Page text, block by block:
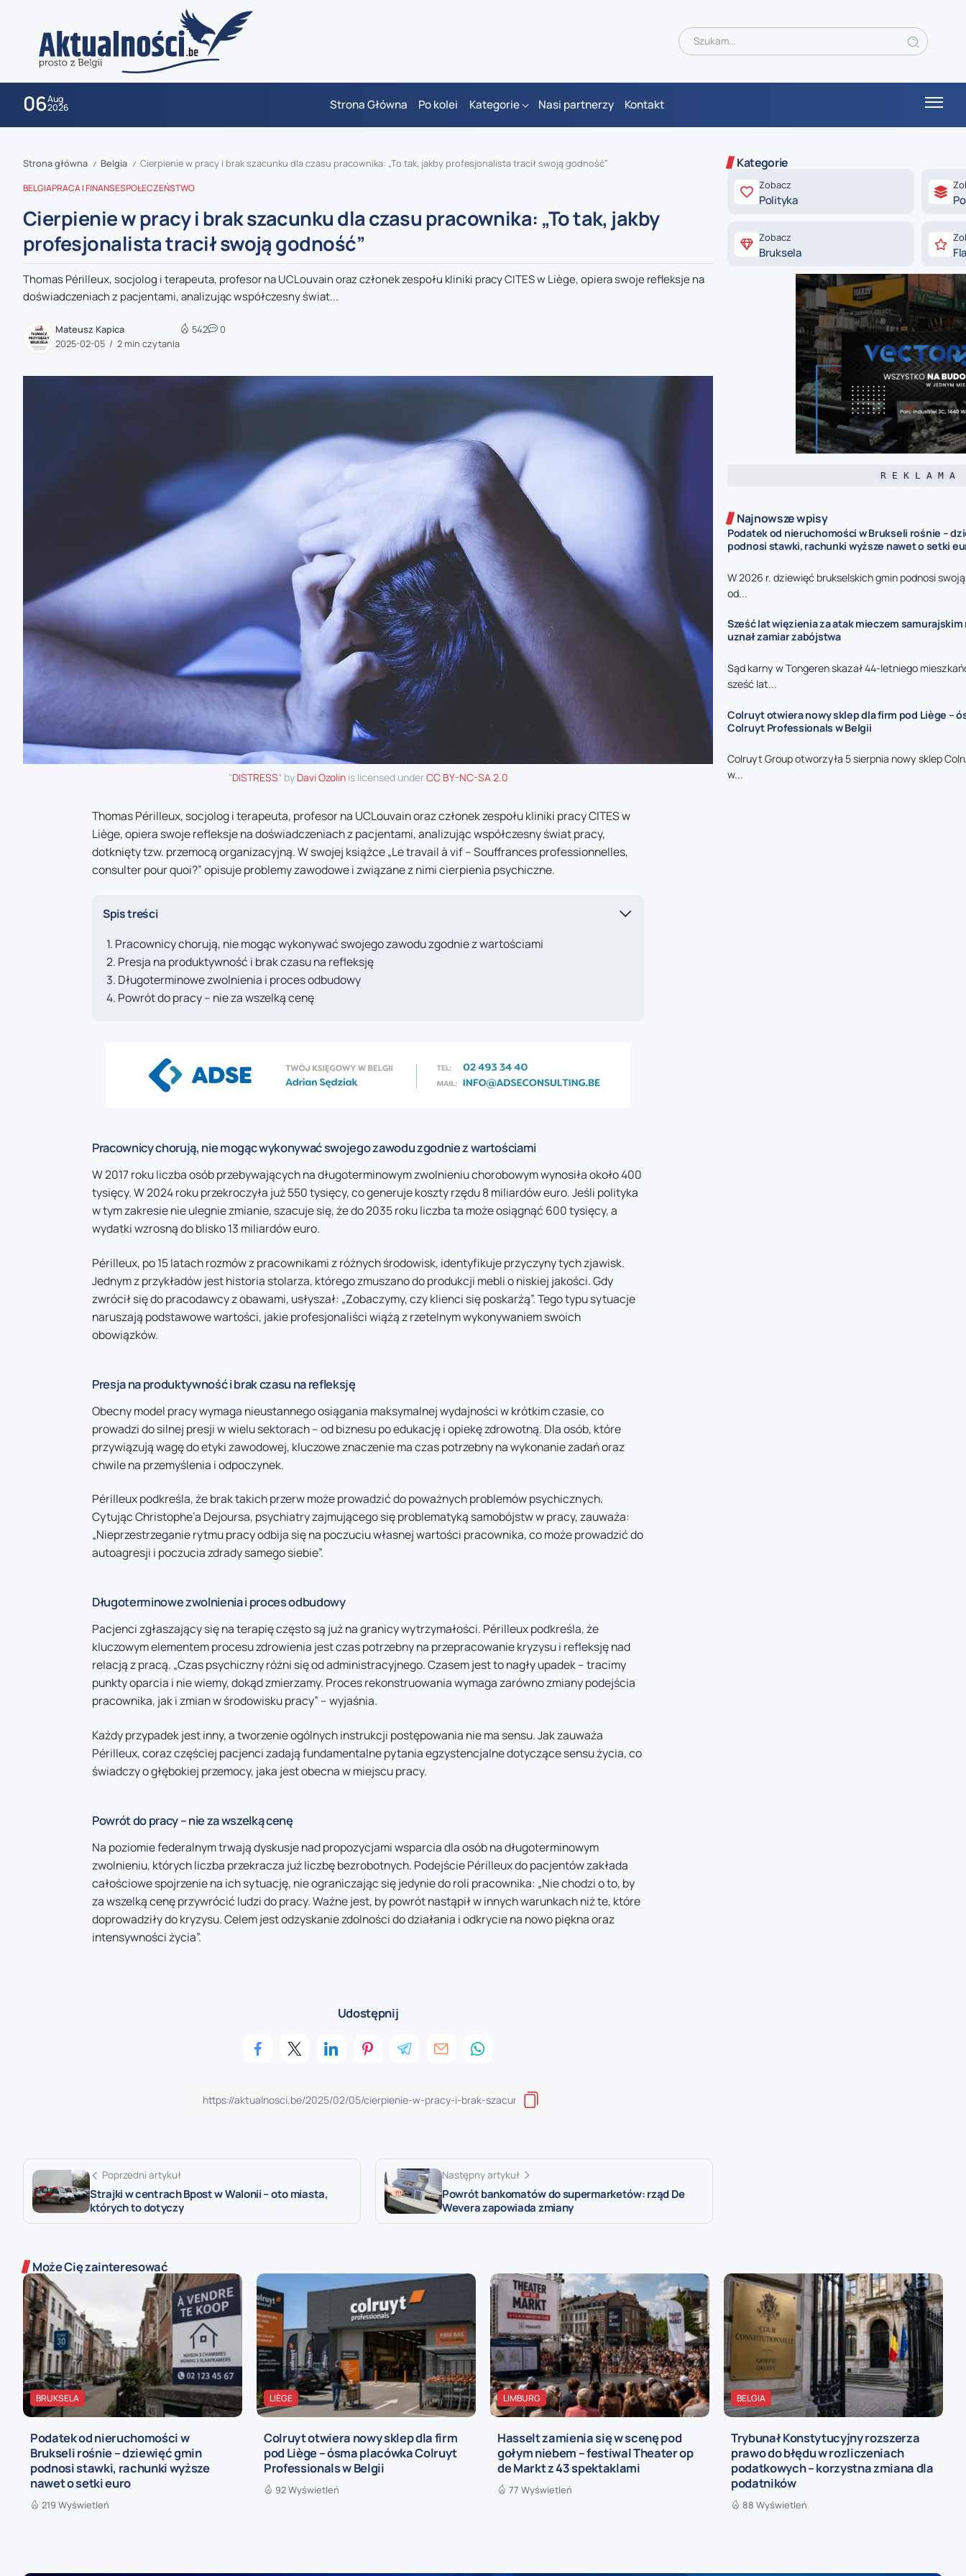
06Aug
2026 Strona Główna Po kolei Kategorie Nasi partnerzy Kontakt
zaobserwuj nas
zaobserwuj nas
zaobserwuj nas
Strona główna / Belgia / Cierpienie w pracy i brak szacunku dla czasu pracownika: „To tak, jakby profesjonalista tracił swoją godność”
BELGIAPRACA I FINANSESPOŁECZEŃSTWO
Cierpienie w pracy i brak szacunku dla czasu pracownika: „To tak, jakby
profesjonalista tracił swoją godność”
Thomas Périlleux, socjolog i terapeuta, profesor na UCLouvain oraz członek zespołu kliniki pracy CITES w Liège, opiera swoje refleksje na
doświadczeniach z pacjentami, analizując współczesny świat...
Mateusz Kapica
2025-02-05
2 min czytania
542 0
"DISTRESS" by Davi Ozolinis licensed underCC BY-NC-SA 2.0
Thomas Périlleux, socjolog i terapeuta, profesor na UCLouvain oraz członek zespołu kliniki pracy CITES w
Liège, opiera swoje refleksje na doświadczeniach z pacjentami, analizując współczesny świat pracy,
dotknięty tzw. przemocą organizacyjną. W swojej książce „Le travail à vif – Souffrances professionnelles,
consulter pour quoi?” opisuje problemy zawodowe i związane z nimi cierpienia psychiczne.
Spis treści
Pracownicy chorują, nie mogąc wykonywać swojego zawodu zgodnie z wartościami
Presja na produktywność i brak czasu na refleksję
Długoterminowe zwolnienia i proces odbudowy
Powrót do pracy – nie za wszelką cenę
Pracownicy chorują, nie mogąc wykonywać swojego zawodu zgodnie z wartościami
W 2017 roku liczba osób przebywających na długoterminowym zwolnieniu chorobowym wynosiła około 400
tysięcy. W 2024 roku przekroczyła już 550 tysięcy, co generuje koszty rzędu 8 miliardów euro. Jeśli polityka
w tym zakresie nie ulegnie zmianie, szacuje się, że do 2035 roku liczba ta może osiągnąć 600 tysięcy, a
wydatki wzrosną do blisko 13 miliardów euro.
Périlleux, po 15 latach rozmów z pracownikami z różnych środowisk, identyfikuje przyczyny tych zjawisk.
Jednym z przykładów jest historia stolarza, którego zmuszano do produkcji mebli o niskiej jakości. Gdy
zwrócił się do pracodawcy z obawami, usłyszał: „Zobaczymy, czy klienci się poskarżą”. Tego typu sytuacje
naruszają podstawowe wartości, jakie profesjonaliści wiążą z rzetelnym wykonywaniem swoich
obowiązków.
Presja na produktywność i brak czasu na refleksję
Obecny model pracy wymaga nieustannego osiągania maksymalnej wydajności w krótkim czasie, co
prowadzi do silnej presji w wielu sektorach – od biznesu po edukację i opiekę zdrowotną. Dla osób, które
przywiązują wagę do etyki zawodowej, kluczowe znaczenie ma czas potrzebny na wykonanie zadań oraz
chwile na przemyślenia i odpoczynek.
Périlleux podkreśla, że brak takich przerw może prowadzić do poważnych problemów psychicznych.
Cytując Christophe’a Dejoursa, psychiatry zajmującego się problematyką samobójstw w pracy, zauważa:
„Nieprzestrzeganie rytmu pracy odbija się na poczuciu własnej wartości pracownika, co może prowadzić do
autoagresji i poczucia zdrady samego siebie”.
Długoterminowe zwolnienia i proces odbudowy
Pacjenci zgłaszający się na terapię często są już na granicy wytrzymałości. Périlleux podkreśla, że
kluczowym elementem procesu zdrowienia jest czas potrzebny na przepracowanie kryzysu i refleksję nad
relacją z pracą. „Czas psychiczny różni się od administracyjnego. Czasem jest to nagły upadek – tracimy
punkty oparcia i nie wiemy, dokąd zmierzamy. Proces rekonstruowania wymaga zarówno zmiany podejścia
pracownika, jak i zmian w środowisku pracy” – wyjaśnia.
Każdy przypadek jest inny, a tworzenie ogólnych instrukcji postępowania nie ma sensu. Jak zauważa
Périlleux, coraz częściej pacjenci zadają fundamentalne pytania egzystencjalne dotyczące sensu życia, co
świadczy o głębokiej przemocy, jaka jest obecna w miejscu pracy.
Powrót do pracy – nie za wszelką cenę
Na poziomie federalnym trwają dyskusje nad propozycjami wsparcia dla osób na długoterminowym
zwolnieniu, których liczba przekracza już liczbę bezrobotnych. Podejście Périlleux do pacjentów zakłada
całościowe spojrzenie na ich sytuację, nie ograniczając się jedynie do roli pracownika: „Nie chodzi o to, by
za wszelką cenę przywrócić ludzi do pracy. Ważne jest, by powrót nastąpił w innych warunkach niż te, które
doprowadziły do kryzysu. Celem jest odzyskanie zdolności do działania i odkrycie na nowo piękna oraz
intensywności życia”.
Udostępnij
Poprzedni artykuł
Strajki w centrach Bpost w Walonii – oto miasta,
których to dotyczy
Następny artykuł
Powrót bankomatów do supermarketów: rząd De
Wevera zapowiada zmiany
Kategorie
Zobacz
Polityka
Zobacz
Bruksela
R E K L A M A
Najnowsze wpisy
Podatek od nieruchomości w Brukseli rośnie –
podnosi stawki, rachunki wyższe nawet o setki
W 2026 r. dziewięć brukselskich gmin podnosi
od...
Sześć lat więzienia za atak mieczem samurajskim
uznał zamiar zabójstwa
Sąd karny w Tongeren skazał 44-letniego
sześć lat...
Colruyt otwiera nowy sklep dla firm pod Liège –
Colruyt Professionals w Belgii
Colruyt Group otworzyła 5 sierpnia nowy sklep
w...
Może Cię zainteresować
BRUKSELA
Podatek od nieruchomości w
Brukseli rośnie – dziewięć gmin
podnosi stawki, rachunki wyższe
nawet o setki euro
219 Wyświetleń
LIÈGE
Colruyt otwiera nowy sklep dla firm
pod Liège – ósma placówka Colruyt
Professionals w Belgii
92 Wyświetleń
LIMBURG
Hasselt zamienia się w scenę pod
gołym niebem – festiwal Theater op
de Markt z 43 spektaklami
77 Wyświetleń
BELGIA
Trybunał Konstytucyjny rozszerza
prawo do błędu w rozliczeniach
podatkowych – korzystna zmiana dla
podatników
88 Wyświetleń